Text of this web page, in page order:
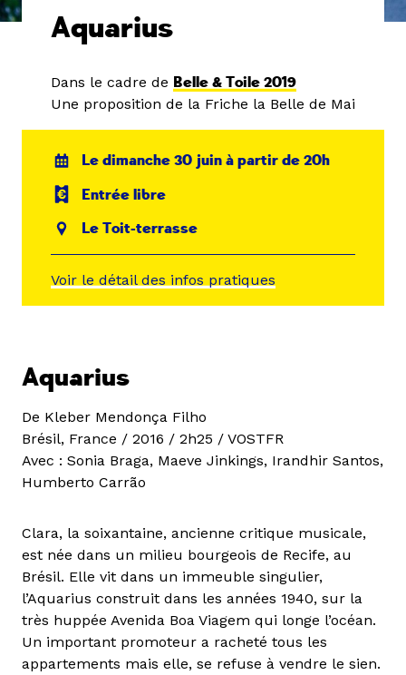
Aquarius
Dans le cadre de Belle & Toile 2019
Une proposition de la Friche la Belle de Mai
Le dimanche 30 juin à partir de 20h
Entrée libre
Le Toit-terrasse
Voir le détail des infos pratiques
Aquarius
De Kleber Mendonça Filho
Brésil, France / 2016 / 2h25 / VOSTFR
Avec : Sonia Braga, Maeve Jinkings, Irandhir Santos,
Humberto Carrão
Clara, la soixantaine, ancienne critique musicale,
est née dans un milieu bourgeois de Recife, au
Brésil. Elle vit dans un immeuble singulier,
l’Aquarius construit dans les années 1940, sur la
très huppée Avenida Boa Viagem qui longe l’océan.
Un important promoteur a racheté tous les
appartements mais elle, se refuse à vendre le sien.